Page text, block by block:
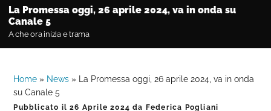
La Promessa oggi, 26 aprile 2024, va in onda su
Canale 5
A che ora inizia e trama
Home » News »
La Promessa oggi, 26 aprile 2024, va in onda
su Canale 5
Pubblicato il26 Aprile 2024 da Federica Pogliani